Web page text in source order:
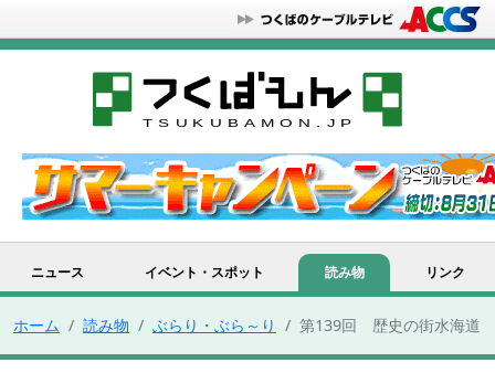
ニュース イベント・スポット 読み物 リンク
ホーム 読み物 ぶらり・ぶら～り 第139回 歴史の街水海道